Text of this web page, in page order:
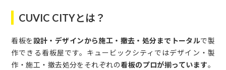
CUVIC CITYとは？
看板を設計・デザインから施工・撤去・処分までトータルで製
作できる看板屋です。キュービックシティではデザイン・製
作・施工・撤去処分をそれぞれの看板のプロが揃っています。